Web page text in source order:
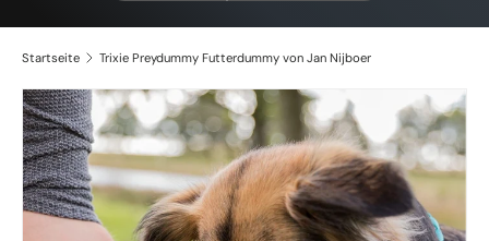
Startseite Trixie Preydummy Futterdummy von Jan Nijboer
Zu Produktinformationen springen
Bild 2 ist nun in der Galerieansicht verfügbar